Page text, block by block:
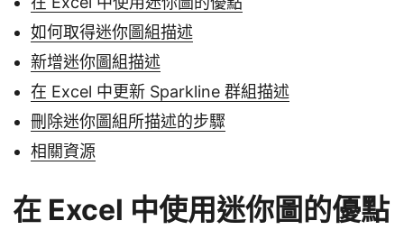
如何取得迷你圖組描述
新增迷你圖組描述
在 Excel 中更新 Sparkline 群組描述
刪除迷你圖組所描述的步驟
相關資源
在 Excel 中使用迷你圖的優點